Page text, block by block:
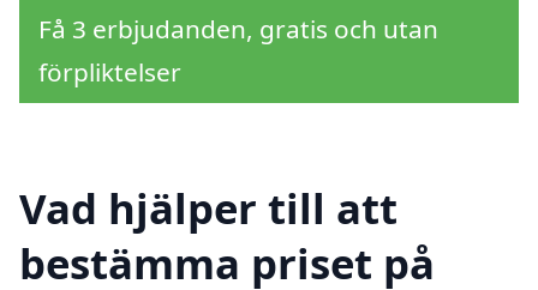
Få 3 erbjudanden, gratis och utan
förpliktelser
Vad hjälper till att
bestämma priset på